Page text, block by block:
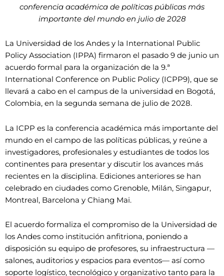
conferencia académica de políticas públicas más
importante del mundo en julio de 2028
La Universidad de los Andes y la International Public
Policy Association (IPPA) firmaron el pasado 9 de junio un
acuerdo formal para la organización de la 9.ª
International Conference on Public Policy (ICPP9), que se
llevará a cabo en el campus de la universidad en Bogotá,
Colombia, en la segunda semana de julio de 2028.
La ICPP es la conferencia académica más importante del
mundo en el campo de las políticas públicas, y reúne a
investigadores, profesionales y estudiantes de todos los
continentes para presentar y discutir los avances más
recientes en la disciplina. Ediciones anteriores se han
celebrado en ciudades como Grenoble, Milán, Singapur,
Montreal, Barcelona y Chiang Mai.
El acuerdo formaliza el compromiso de la Universidad de
los Andes como institución anfitriona, poniendo a
disposición su equipo de profesores, su infraestructura —
salones, auditorios y espacios para eventos— así como
soporte logístico, tecnológico y organizativo tanto para la